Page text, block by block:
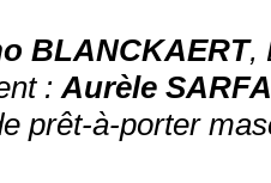
BLANCKAERT,
: Aurèle
prêt-à-porter